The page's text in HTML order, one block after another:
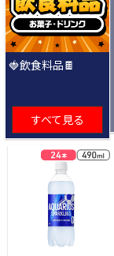
🍓飲食料品🍫
すべて見る